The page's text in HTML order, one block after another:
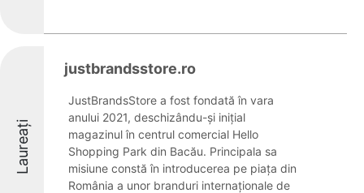
Laureați
justbrandsstore.ro
JustBrandsStore a fost fondată în vara
anului 2021, deschizându-și inițial
magazinul în centrul comercial Hello
Shopping Park din Bacău. Principala sa
misiune constă în introducerea pe piața din
România a unor branduri internaționale de